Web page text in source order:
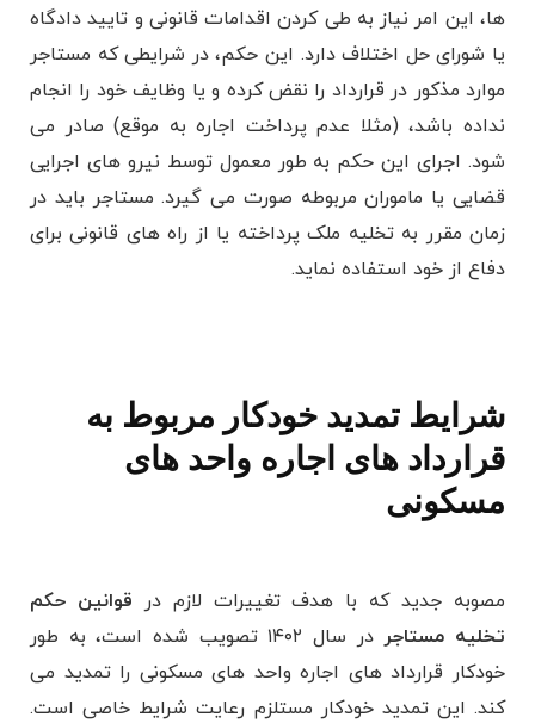
ها، این امر نیاز به طی کردن اقدامات قانونی و تایید دادگاه
یا شورای حل اختلاف دارد. این حکم، در شرایطی که مستاجر
موارد مذکور در قرارداد را نقض کرده و یا وظایف خود را انجام
نداده باشد، (مثلا عدم پرداخت اجاره به موقع) صادر می
‌شود. اجرای این حکم به طور معمول توسط نیرو های اجرایی
قضایی یا ماموران مربوطه صورت می ‌گیرد. مستاجر باید در
زمان مقرر به تخلیه ملک پرداخته یا از راه ‌های قانونی برای
دفاع از خود استفاده نماید.
شرایط تمدید خودکار مربوط به
قرارداد های اجاره واحد های
مسکونی
مصوبه جدید که با هدف تغییرات لازم در قوانین حکم
تخلیه مستاجر
در سال ۱۴۰۲ تصویب شده است، به طور
خودکار قرارداد های اجاره واحد های مسکونی را تمدید می‌
کند. این تمدید خودکار مستلزم رعایت شرایط خاصی است.